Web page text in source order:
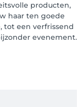
producten,
haar ten goede
tot een verfrissend
evenement.